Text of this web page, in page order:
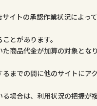
イトの承認作業状況によっ
とがあります。
商品代金が加算の対象とな
までの間に他のサイトにア
場合は、利用状況の把握が